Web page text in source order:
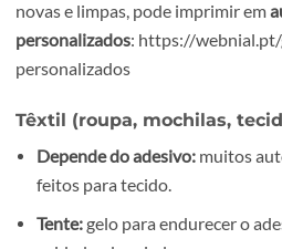
manchar.
Na madeira, menos é mais. Vá
madeira não estiver bem
poros e ficar mais difícil de
Papel, cartão e kraft
Realidade importante: